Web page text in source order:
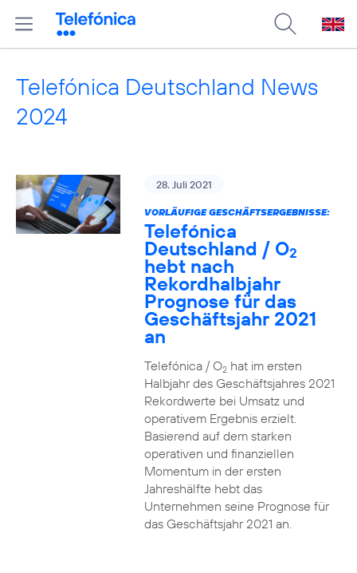
Telefónica Deutschland News
2024
28. Juli 2021
VORLÄUFIGE GESCHÄFTSERGEBNISSE:
Telefónica
Deutschland / O2
hebt nach
Rekordhalbjahr
Prognose für das
Geschäftsjahr 2021
an
Telefónica / O2hat im ersten
Halbjahr des Geschäftsjahres 2021
Rekordwerte bei Umsatz und
operativem Ergebnis erzielt.
Basierend auf dem starken
operativen und finanziellen
Momentum in der ersten
Jahreshälfte hebt das
Unternehmen seine Prognose für
das Geschäftsjahr 2021 an.